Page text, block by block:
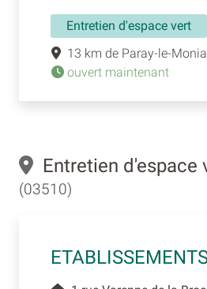
Entretien d'espace vert
13 km de Paray-le-
ouvert maintenant
Entretien d'espace
(03510)